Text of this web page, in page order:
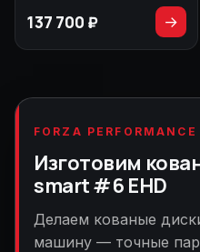
137 700 ₽ →
FORZA PERFORMANCE
Изготовим
smart #6 EHD
Делаем кованые
машину — точные